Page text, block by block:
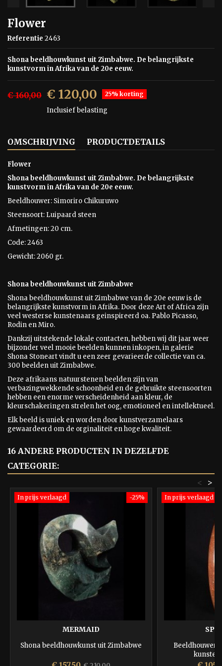
Flower
Referentie 2463
Shona beeldhouwkunst uit Zimbabwe. De belangrijkste
kunstvorm in Afrika van de 20e eeuw.
€ 160,00 € 120,00 25% korting
Inclusief belasting
OMSCHRIJVING PRODUCTDETAILS
Flower
Shona beeldhouwkunst uit Zimbabwe. De belangrijkste
kunstvorm in Afrika van de 20e eeuw.
Beeldhouwer: Simoriro Chikuruwo
Steensoort: Luipaard steen
Afmetingen: 20 cm.
Code: 2463
Gewicht: 2060 gr.
Shona beeldhouwkunst uit Zimbabwe
Shona beeldhouwkunst uit Zimbabwe van de 20e eeuw is de
belangrijkste kunstvorm in Afrika. Door deze Art of Africa zijn
veel westerse kunstenaars geinspireerd oa. Pablo Picasso,
Rodin en Miro.
Dankzij uitstekende lokale contacten, hebben wij dit jaar weer
bijzonder veel mooie beelden kunnen inkopen, in galerie
Shona Stoneart vindt u een zeer gevarieerde collectie van ca.
300 beelden uit Zimbabwe.
Deze afrikaans natuurstenen beelden zijn van
verbazingwekkende schoonheid en de gebruikte steensoorten
hebben een enorme verscheidenheid aan kleur, de
kleurschakeringen strelen het oog, emotioneel en intellektueel.
Elk beeld is uniek en worden door kunstverzamelaars
gewaardeerd om de orginaliteit en hoge kwaliteit.
16 ANDERE PRODUCTEN IN DEZELFDE
CATEGORIE:
>
<
-25%
In prijs verlaagd
MERMAID
Shona beeldhouwkunst uit Zimbabwe
In prijs verlaagd